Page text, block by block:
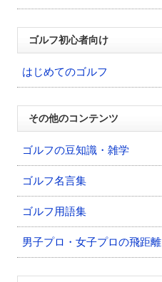
ゴルフ初心者向け
はじめてのゴルフ
その他のコンテンツ
ゴルフの豆知識・雑学
ゴルフ名言集
ゴルフ用語集
男子プロ・女子プロの飛距離